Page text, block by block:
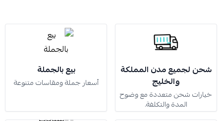
شحن لجميع مدن المملكة
والخليج
خيارات شحن متعددة مع وضوح
المدة والتكلفة.
بيع بالجملة
أسعار جملة ومقاسات متنوعة